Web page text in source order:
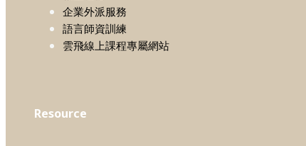
企業外派服務
語言師資訓練
雲飛線上課程專屬網站
Resource